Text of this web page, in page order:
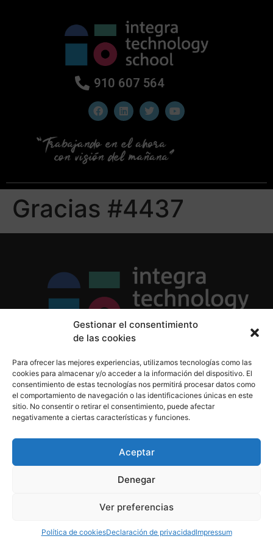
Gestionar el consentimiento
de las cookies
Para ofrecer las mejores experiencias, utilizamos tecnologías como las
cookies para almacenar y/o acceder a la información del dispositivo. El
consentimiento de estas tecnologías nos permitirá procesar datos como
el comportamiento de navegación o las identificaciones únicas en este
sitio. No consentir o retirar el consentimiento, puede afectar
negativamente a ciertas características y funciones.
Aceptar
Denegar
Ver preferencias
Política de cookiesDeclaración de privacidadImpressum
910 607 564
Gracias #4437
Política de Cookies
Aviso Legal
910 607 564
derechos reservados